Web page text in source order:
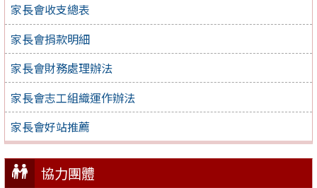
家長會收支總表
家長會捐款明細
家長會財務處理辦法
家長會志工組織運作辦法
家長會好站推薦
協力團體